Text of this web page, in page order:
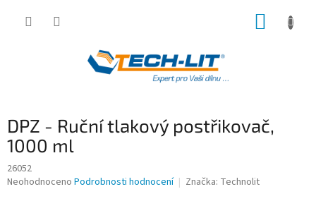
DPZ - Ruční tlakový postřikovač,
1000 ml
26052
Průměrné
Neohodnoceno Podrobnosti hodnocení Značka: Technolit